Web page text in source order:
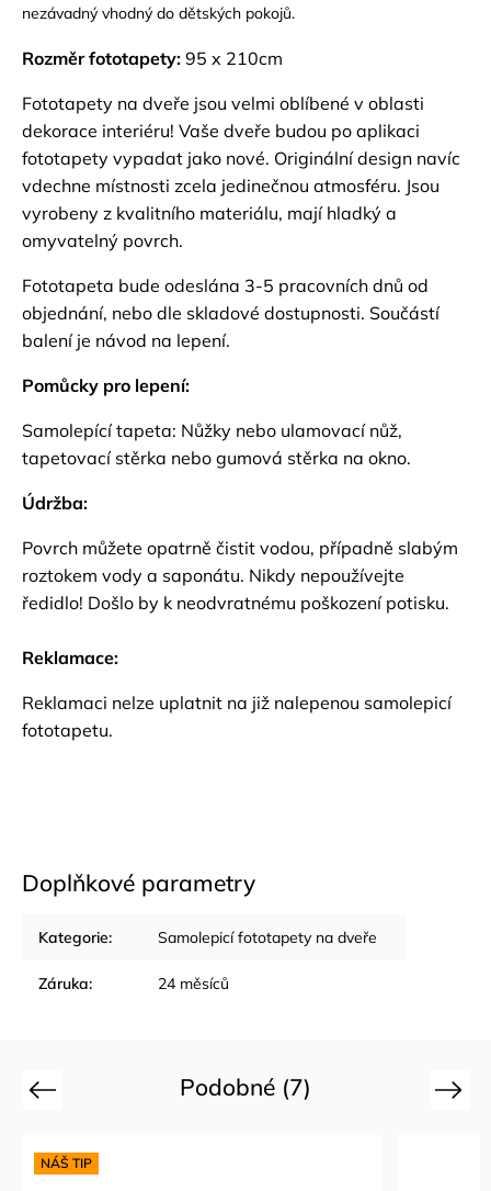
nezávadný vhodný do dětských pokojů.
Rozměr fototapety: 95 x 210cm
Fototapety na dveře jsou velmi oblíbené v oblasti
dekorace interiéru! Vaše dveře budou po aplikaci
fototapety vypadat jako nové. Originální design navíc
vdechne místnosti zcela jedinečnou atmosféru. Jsou
vyrobeny z kvalitního materiálu, mají hladký a
omyvatelný povrch.
Fototapeta bude odeslána 3-5 pracovních dnů od
objednání, nebo dle skladové dostupnosti. Součástí
balení je návod na lepení.
Pomůcky pro lepení:
Samolepící tapeta: Nůžky nebo ulamovací nůž,
tapetovací stěrka nebo gumová stěrka na okno.
Údržba:
Povrch můžete opatrně čistit vodou, případně slabým
roztokem vody a saponátu. Nikdy nepoužívejte
ředidlo! Došlo by k neodvratnému poškození potisku.
Reklamace:
Reklamaci nelze uplatnit na již nalepenou samolepicí
fototapetu.
Doplňkové parametry
Kategorie: Samolepicí fototapety na dveře
Záruka: 24 měsíců
Podobné (7)
Previous
NÁŠ TIP
Next